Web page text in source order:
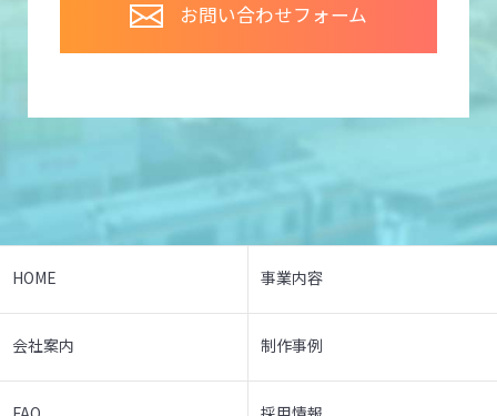
お問い合わせフォーム
HOME 事業内容
会社案内 制作事例